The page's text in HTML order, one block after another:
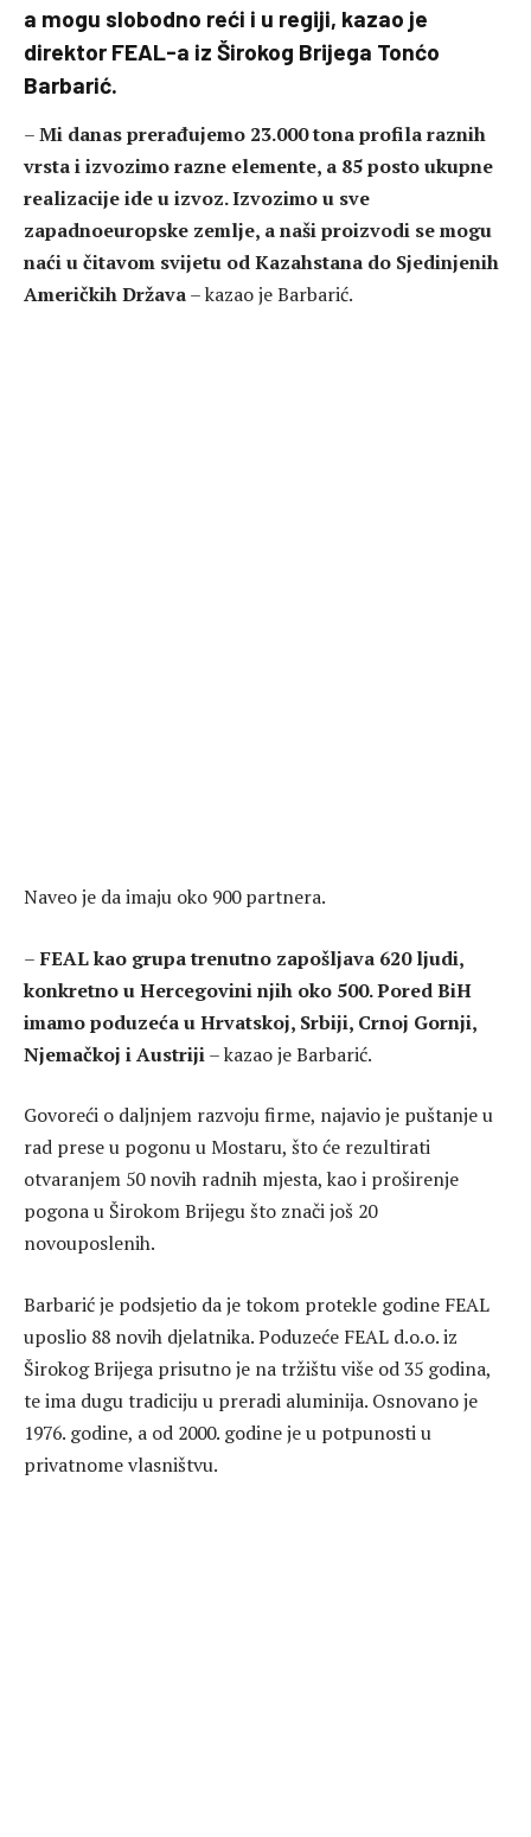
a mogu slobodno reći i u regiji, kazao je
direktor FEAL-a iz Širokog Brijega Tonćo
Barbarić.
–Mi danas prerađujemo 23.000 tona profila raznih
vrsta i izvozimo razne elemente, a 85 posto ukupne
realizacije ide u izvoz. Izvozimo u sve
zapadnoeuropske zemlje, a naši proizvodi se mogu
naći u čitavom svijetu od Kazahstana do Sjedinjenih
Američkih Država– kazao je Barbarić.
Naveo je da imaju oko 900 partnera.
–FEAL kao grupa trenutno zapošljava 620 ljudi,
konkretno u Hercegovini njih oko 500. Pored BiH
imamo poduzeća u Hrvatskoj, Srbiji, Crnoj Gornji,
Njemačkoj i Austriji– kazao je Barbarić.
Govoreći o daljnjem razvoju firme, najavio je puštanje u
rad prese u pogonu u Mostaru, što će rezultirati
otvaranjem 50 novih radnih mjesta, kao i proširenje
pogona u Širokom Brijegu što znači još 20
novouposlenih.
Barbarić je podsjetio da je tokom protekle godine FEAL
uposlio 88 novih djelatnika. Poduzeće FEAL d.o.o. iz
Širokog Brijega prisutno je na tržištu više od 35 godina,
te ima dugu tradiciju u preradi aluminija. Osnovano je
1976. godine, a od 2000. godine je u potpunosti u
privatnome vlasništvu.